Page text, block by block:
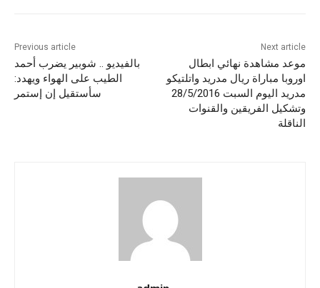
Previous article
بالفيديو .. شوبير يضرب أحمد
الطيب على الهواء ويهدد:
سأستقيل إن إستمر
Next article
موعد مشاهدة نهائي ابطال
اوروبا مباراة ريال مدريد واتلتيكو
مدريد اليوم السبت 28/5/2016
وتشكيل الفريقين والقنوات
الناقلة